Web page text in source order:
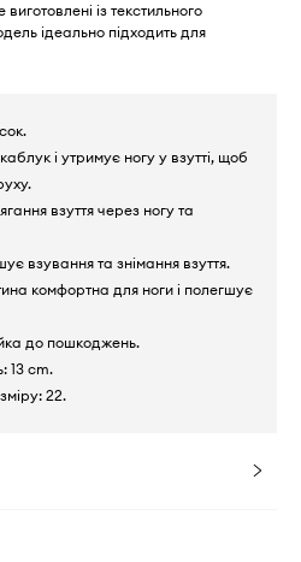
із текстильного
ідеально підходить для
і утримує ногу у взутті, щоб
взуття через ногу та
взування та знімання взуття.
комфортна для ноги і полегшує
до пошкоджень.
13 cm.
22.